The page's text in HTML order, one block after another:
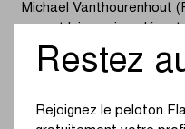
Michael Vanthourenhout
connut lui aussi un
de même à se hisser en
quatrième tour.
Au sixième tour, Emiel
Restez
Rejoignez le peloton